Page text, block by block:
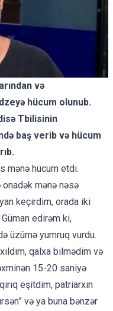
və
hücum olunub.
Tbilisinin
baş verib və hücum
mənə hücum etdi.
mənə nəsə
keçirdim, orada iki
edirəm ki,
üzümə yumruq vurdu.
qalxa bilmədim və
15-20 saniyə
eşitdim, patriarxın
və ya buna bənzər